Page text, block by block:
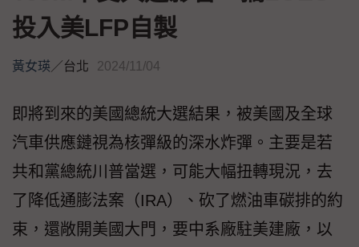
投入美LFP自製
黃女瑛／台北 2024/11/04
即將到來的美國總統大選結果，被美國及全球
汽車供應鏈視為核彈級的深水炸彈。主要是若
共和黨總統川普當選，可能大幅扭轉現況，去
了降低通膨法案（IRA）、砍了燃油車碳排的約
束，還敞開美國大門，要中系廠駐美建廠，以